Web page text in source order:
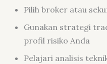
Pilih broker atau
Gunakan strategi
profil risiko Anda
Pelajari analisis